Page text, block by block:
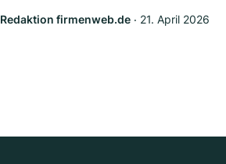
Redaktion firmenweb.de ‧ 21. April 2026